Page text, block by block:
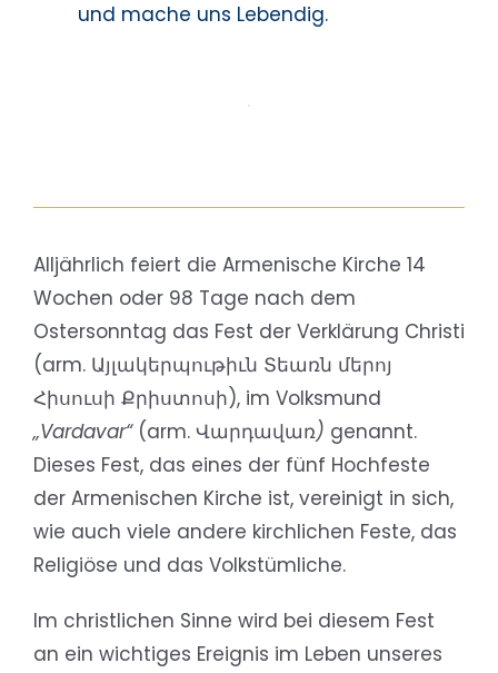
und mache uns Lebendig.
Alljährlich feiert die Armenische Kirche 14
Wochen oder 98 Tage nach dem
Ostersonntag das Fest der Verklärung Christi
(arm. Այլակերպութիւն Տեառն մերոյ
Հիսուսի Քրիստոսի), im Volksmund
„Vardavar“ (arm. Վարդավառ) genannt.
Dieses Fest, das eines der fünf Hochfeste
der Armenischen Kirche ist, vereinigt in sich,
wie auch viele andere kirchlichen Feste, das
Religiöse und das Volkstümliche.
Im christlichen Sinne wird bei diesem Fest
an ein wichtiges Ereignis im Leben unseres